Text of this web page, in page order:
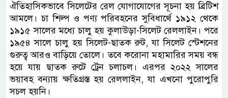
ঐতিহাসিকভাবে সিলেটের রেল যোগাযোগের সূচনা হয় ব্রিটিশ
আমলে। চা শিল্প ও পণ্য পরিবহনের সুবিধার্থে ১৯১২ থেকে
১৯১৫ সালের মধ্যে চালু হয় কুলাউড়া-সিলেট রেললাইন। পরে
১৯৫৪ সালে চালু হয় সিলেট-ছাতক রুট, যা সিলেট স্টেশনের
গুরুত্ব আরও বাড়িয়ে তোলে। তবে করোনা মহামারির সময় বন্ধ
হয়ে যায় ছাতক রুটে ট্রেন চলাচল। এরপর ২০২২ সালের
ভয়াবহ বন্যায় ক্ষতিগ্রস্ত হয় রেললাইন, যা এখনো পুরোপুরি
সচল হয়নি।